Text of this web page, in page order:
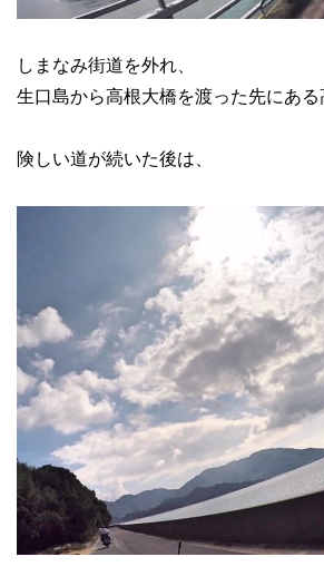
しまなみ街道を外れ、
生口島から高根大橋を渡った先にある
険しい道が続いた後は、